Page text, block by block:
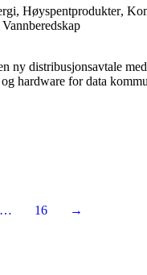
,Høyspentprodukter,
Vannberedskap
distribusjonsavtale
hardware for data
… 16 →